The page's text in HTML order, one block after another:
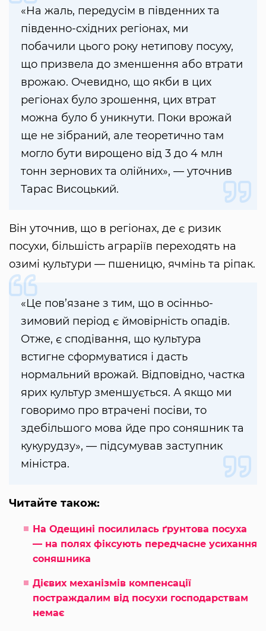
«На жаль, передусім в південних та
південно-східних регіонах, ми
побачили цього року нетипову посуху,
що призвела до зменшення або втрати
врожаю. Очевидно, що якби в цих
регіонах було зрошення, цих втрат
можна було б уникнути. Поки врожай
ще не зібраний, але теоретично там
могло бути вирощено від 3 до 4 млн
тонн зернових та олійних», — уточнив
Тарас Висоцький.
Він уточнив, що в регіонах, де є ризик
посухи, більшість аграріїв переходять на
озимі культури — пшеницю, ячмінь та ріпак.
«Це пов’язане з тим, що в осінньо-
зимовий період є ймовірність опадів.
Отже, є сподівання, що культура
встигне сформуватися і дасть
нормальний врожай. Відповідно, частка
ярих культур зменшується. А якщо ми
говоримо про втрачені посіви, то
здебільшого мова йде про соняшник та
кукурудзу», — підсумував заступник
міністра.
Читайте також:
На Одещині посилилась ґрунтова посуха
— на полях фіксують передчасне усихання
соняшника
Дієвих механізмів компенсації
постраждалим від посухи господарствам
немає